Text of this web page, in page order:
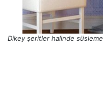
Dikey şeritler halinde süsleme